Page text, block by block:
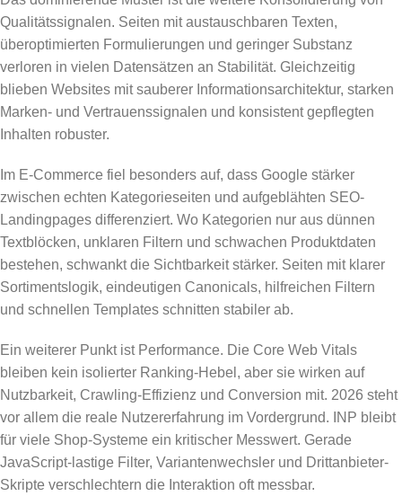
Qualitätssignalen. Seiten mit austauschbaren Texten,
überoptimierten Formulierungen und geringer Substanz
verloren in vielen Datensätzen an Stabilität. Gleichzeitig
blieben Websites mit sauberer Informationsarchitektur, starken
Marken- und Vertrauenssignalen und konsistent gepflegten
Inhalten robuster.
Im E-Commerce fiel besonders auf, dass Google stärker
zwischen echten Kategorieseiten und aufgeblähten SEO-
Landingpages differenziert. Wo Kategorien nur aus dünnen
Textblöcken, unklaren Filtern und schwachen Produktdaten
bestehen, schwankt die Sichtbarkeit stärker. Seiten mit klarer
Sortimentslogik, eindeutigen Canonicals, hilfreichen Filtern
und schnellen Templates schnitten stabiler ab.
Ein weiterer Punkt ist Performance. Die Core Web Vitals
bleiben kein isolierter Ranking-Hebel, aber sie wirken auf
Nutzbarkeit, Crawling-Effizienz und Conversion mit. 2026 steht
vor allem die reale Nutzererfahrung im Vordergrund. INP bleibt
für viele Shop-Systeme ein kritischer Messwert. Gerade
JavaScript-lastige Filter, Variantenwechsler und Drittanbieter-
Skripte verschlechtern die Interaktion oft messbar.